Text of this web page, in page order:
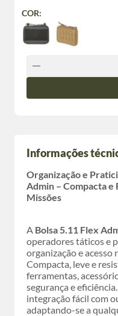
COR:
Informações
Organização e
Admin – Compacta e
Missões
A Bolsa 5.11 Flex
operadores táticos e
organização e acesso
Compacta, leve e
ferramentas,
segurança e
integração fácil com
adaptando-se a